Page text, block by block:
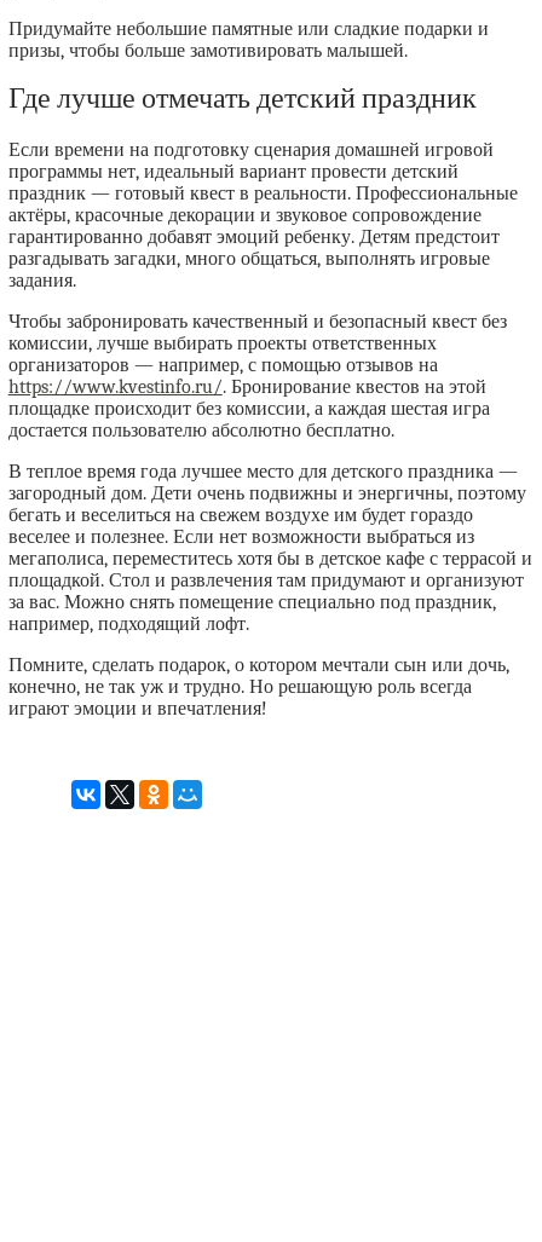
Придумайте небольшие памятные или сладкие подарки и
призы, чтобы больше замотивировать малышей.
Где лучше отмечать детский праздник
Если времени на подготовку сценария домашней игровой
программы нет, идеальный вариант провести детский
праздник — готовый квест в реальности. Профессиональные
актёры, красочные декорации и звуковое сопровождение
гарантированно добавят эмоций ребенку. Детям предстоит
разгадывать загадки, много общаться, выполнять игровые
задания.
Чтобы забронировать качественный и безопасный квест без
комиссии, лучше выбирать проекты ответственных
организаторов — например, с помощью отзывов на
https://www.kvestinfo.ru/. Бронирование квестов на этой
площадке происходит без комиссии, а каждая шестая игра
достается пользователю абсолютно бесплатно.
В теплое время года лучшее место для детского праздника —
загородный дом. Дети очень подвижны и энергичны, поэтому
бегать и веселиться на свежем воздухе им будет гораздо
веселее и полезнее. Если нет возможности выбраться из
мегаполиса, переместитесь хотя бы в детское кафе с террасой и
площадкой. Стол и развлечения там придумают и организуют
за вас. Можно снять помещение специально под праздник,
например, подходящий лофт.
Помните, сделать подарок, о котором мечтали сын или дочь,
конечно, не так уж и трудно. Но решающую роль всегда
играют эмоции и впечатления!